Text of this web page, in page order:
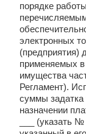
порядке
электронных
(предприятия)
применяемых в
имущества
Регламент).
суммы задатка
назначении
___ (указать